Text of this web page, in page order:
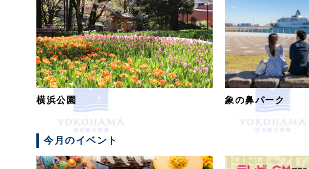
横浜公園 象の鼻パーク
今月のイベント